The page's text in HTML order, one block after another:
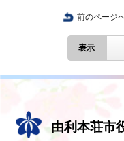
前のページ
表示
由利本荘市